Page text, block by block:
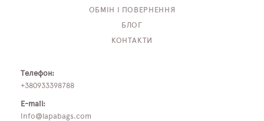
ОБМІН І ПОВЕРНЕННЯ
БЛОГ
КОНТАКТИ
Телефон:
+380933398788
E-mail:
info@lapabags.com